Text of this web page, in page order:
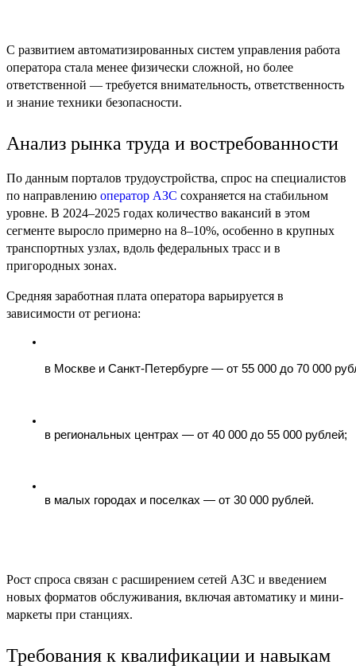
С развитием автоматизированных систем управления работа
оператора стала менее физически сложной, но более
ответственной — требуется внимательность, ответственность
и знание техники безопасности.
Анализ рынка труда и востребованности
По данным порталов трудоустройства, спрос на специалистов
по направлению оператор АЗС сохраняется на стабильном
уровне. В 2024–2025 годах количество вакансий в этом
сегменте выросло примерно на 8–10%, особенно в крупных
транспортных узлах, вдоль федеральных трасс и в
пригородных зонах.
Средняя заработная плата оператора варьируется в
зависимости от региона:
в Москве и Санкт-Петербурге — от 55 000 до 70 000
в региональных центрах — от 40 000 до 55 000 рублей;
в малых городах и поселках — от 30 000 рублей.
Рост спроса связан с расширением сетей АЗС и введением
новых форматов обслуживания, включая автоматику и мини-
маркеты при станциях.
Требования к квалификации и навыкам